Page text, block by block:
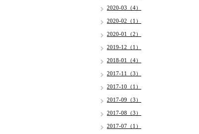
2020-03（4）
2020-02（1）
2020-01（2）
2019-12（1）
2018-01（4）
2017-11（3）
2017-10（1）
2017-09（3）
2017-08（3）
2017-07（1）